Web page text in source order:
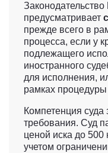
предусматривает
прежде всего в
процесса, если у
подлежащего
иностранного
для исполнения,
рамках
Компетенция суда
требования. Суд
ценой иска до
учетом